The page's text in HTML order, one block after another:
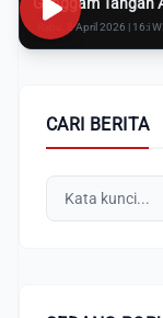
Rabu, 8 April 2026 | 16:i
CARI BERITA